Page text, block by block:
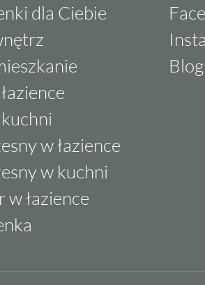
dla Ciebie
w łazience
w kuchni
w łazience
Blog